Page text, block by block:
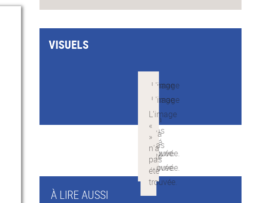
À LIRE AUSSI
VISUELS